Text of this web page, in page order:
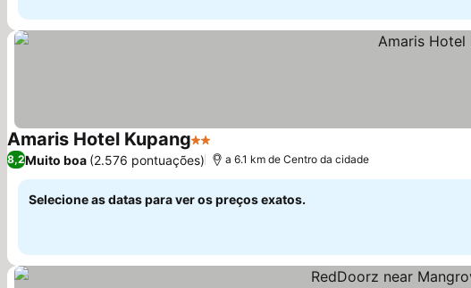
Amaris Hotel Kupang2 Estrelas
Ver preços
8,2Muito boa (2.576 pontuações) a 6.1 km de Centro da cidade
Selecione as datas para ver os preços exatos.